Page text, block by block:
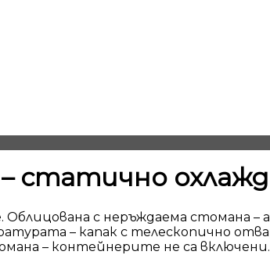
статично
Облицована с неръждаема стомана –
– капак с телескопично
– контейнерите не са включени.